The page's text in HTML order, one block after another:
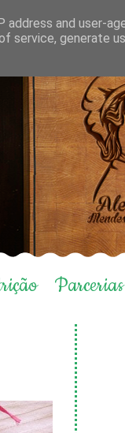
Parcerias
address and user-
service, generate